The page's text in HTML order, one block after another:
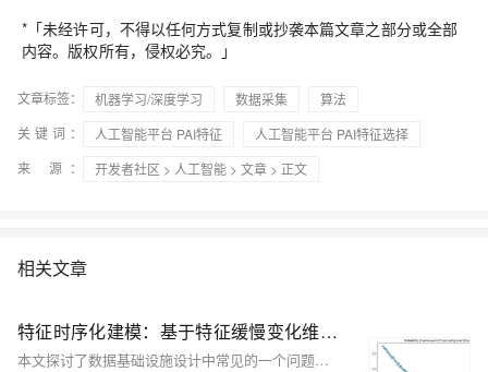
* 「未经许可，不得以任何方式复制或抄袭本篇文章之部分或全部
内容。版权所有，侵权必究。」
文章标签： 机器学习/深度学习 数据采集
算法
关键词：
人工智能平台 PAI特征
人工智能平台 PAI特征选择
来 源：
开发者社区 > 人工智能 > 文章 > 正文
相关文章
特征时序化建模：基于特征缓慢变化维度历史追踪的机器学习模型性能优化方法
本文探讨了数据基础设施设计中常见的一个问题：数据仓库或数据湖仓中的表格缺乏构建高性能机器学习模型所需的历史记录，导致模型性能受限。为解决这一问题，文章介绍了缓慢变化维度（SCD）技术，特别是Type II类型的应用。通过SCD，可以有效追踪维度表的历史变更，确保模型训练数据包含完整的时序信息，从而提升预测准确性。文章还从数据工程师、数据科学家和产品经理的不同视角提供了实施建议，强调历史数据追踪对提升模型性能和业务洞察的重要性，并建议采用渐进式策略逐步引入SCD设计模式。